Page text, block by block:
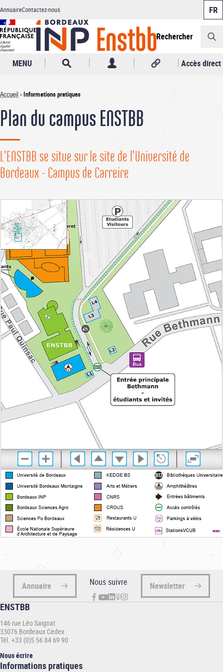
Aller
au
contenu
principal
Header
AnnuaireContactez-nous
Rechercher
MENU Accès direct
Fil
d'Ariane
Accueil Informations pratiques
Plan du campus ENSTBB
L'ENSTBB se situe sur le site de l'Université de
Bordeaux - Campus de Carreire
Annuaire Nous suivre Newsletter
ENSTBB
146 rue Léo Saignat
33076 Bordeaux Cedex
Tél. +33 (0)5 56 84 69 90
Nous écrire
Informations
Informations pratiques
Panneau de gestion des cookies